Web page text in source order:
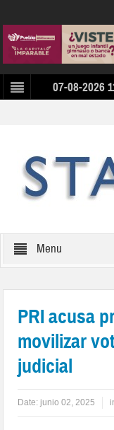
07-08-2026
Menu
PRI acusa
movilizar
judicial
Date: junio 02, 2025